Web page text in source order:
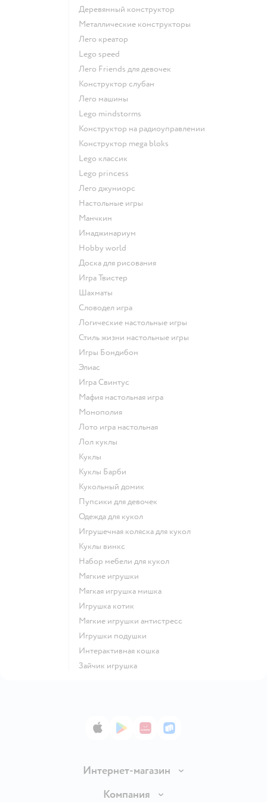
Деревянный конструктор
Металлические конструкторы
Лего креатор
Lego speed
Лего Friends для девочек
Конструктор слубан
Лего машины
Lego mindstorms
Конструктор на радиоуправлении
Конструктор mega bloks
Lego классик
Lego princess
Лего джуниорс
Настольные игры
Манчкин
Имаджинариум
Hobby world
Доска для рисования
Игра Твистер
Шахматы
Словодел игра
Логические настольные игры
Стиль жизни настольные игры
Игры Бондибон
Элиас
Игра Свинтус
Мафия настольная игра
Монополия
Лото игра настольная
Лол куклы
Куклы
Куклы Барби
Кукольный домик
Пупсики для девочек
Одежда для кукол
Игрушечная коляска для кукол
Куклы винкс
Набор мебели для кукол
Мягкие игрушки
Мягкая игрушка мишка
Игрушка котик
Мягкие игрушки антистресс
Игрушки подушки
Интерактивная кошка
Зайчик игрушка
App StoreGoogle Play
AppGallery
RuStore
Интернет-магазин
Доставка и оплата
Компания